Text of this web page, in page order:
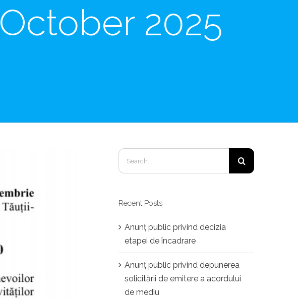
October 2025
Search
for:
Recent Posts
Anunț public privind decizia
etapei de încadrare
Anunț public privind depunerea
solicitării de emitere a acordului
de mediu